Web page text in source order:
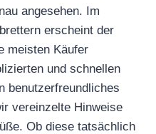
angesehen. Im
erscheint der
meisten Käufer
und schnellen
benutzerfreundliches
vereinzelte Hinweise
Ob diese tatsächlich